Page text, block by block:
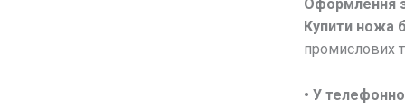
Оформлення
Купити ножа
промислових
• У